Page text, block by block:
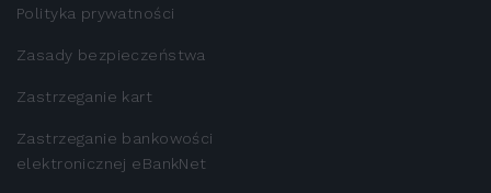
Polityka prywatności
Zasady bezpieczeństwa
Zastrzeganie kart
Zastrzeganie bankowości
elektronicznej eBankNet